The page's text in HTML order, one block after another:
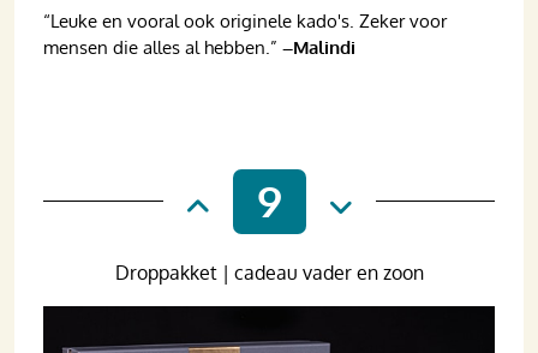
“Leuke en vooral ook originele kado's. Zeker voor
mensen die alles al hebben.” –Malindi
9
Droppakket | cadeau vader en zoon